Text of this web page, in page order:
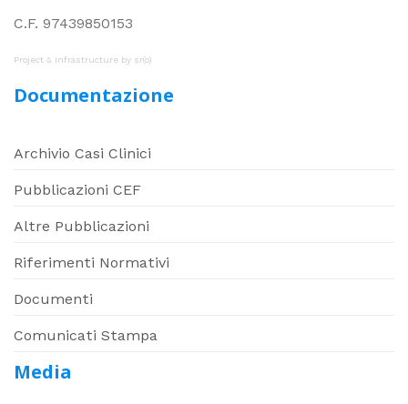
C.F. 97439850153
Project & Infrastructure by sr(o)
Documentazione
Archivio Casi Clinici
Pubblicazioni CEF
Altre Pubblicazioni
Riferimenti Normativi
Documenti
Comunicati Stampa
Media